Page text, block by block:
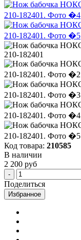
Код товара: 210585
В наличии
2 200 руб
Поделиться
Избранное